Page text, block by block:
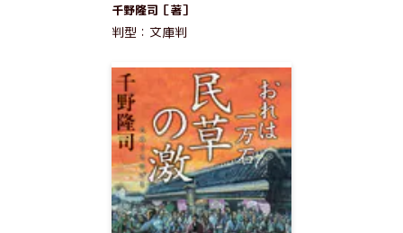
千野隆司［著］
判型：文庫判